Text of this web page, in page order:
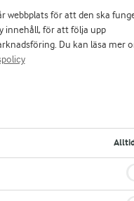
webbplats för att den ska
innehåll, för att följa upp
Du kan läsa mer